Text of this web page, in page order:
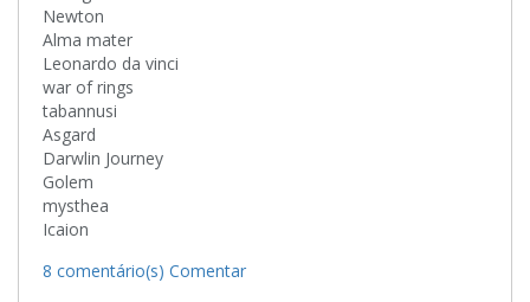
Newton
Alma mater
Leonardo da vinci
war of rings
tabannusi
Asgard
Darwlin Journey
Golem
mysthea
Icaion
8 comentário(s) Comentar